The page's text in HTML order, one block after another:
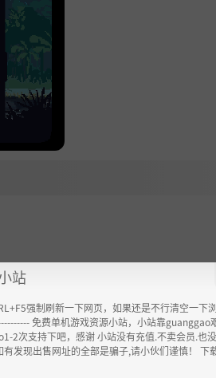
站
强制刷新一下网页，如果还是不行清空一下
免费单机游戏资源小站，小站靠guanggao
2次支持下吧，感谢 小站没有充值.不卖会员.也
发现出售网址的全部是骗子,请小伙们谨慎！ 下